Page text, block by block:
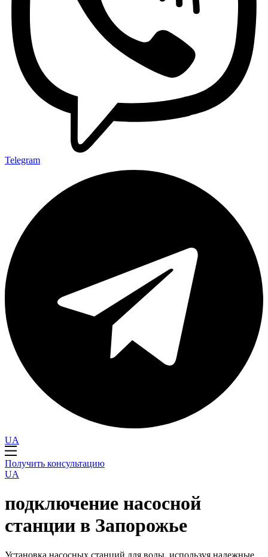
Telegram
UA
Получить консультацию
UA
подключение насосной
станции в Запорожье
Установка насосных станций для воды, используя надежные